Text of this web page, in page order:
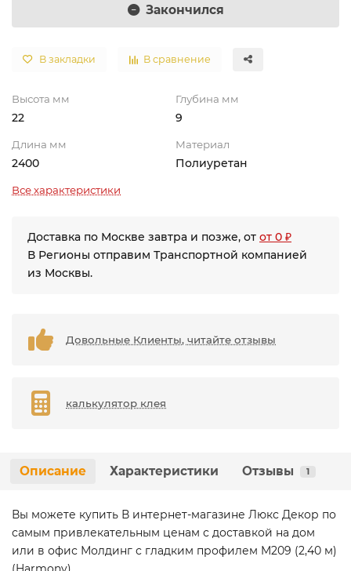
Закончился
В закладки В сравнение
Высота мм
22
Глубина мм
9
Длина мм
2400
Материал
Полиуретан
Все характеристики
Доставка по Москве завтра и позже, от от 0 ₽
В Регионы отправим Транспортной компанией
из Москвы.
Довольные Клиенты, читайте отзывы
калькулятор клея
Описание Характеристики Отзывы 1
Вы можете купить В интернет-магазине Люкс Декор по
самым привлекательным ценам с доставкой на дом
или в офис Молдинг с гладким профилем M209 (2,40 м)